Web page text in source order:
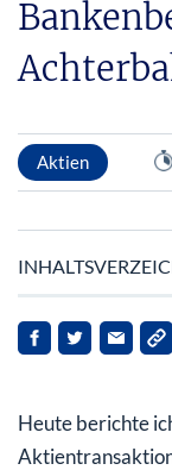
Aktien
The Charles
Capri
Heute berichte